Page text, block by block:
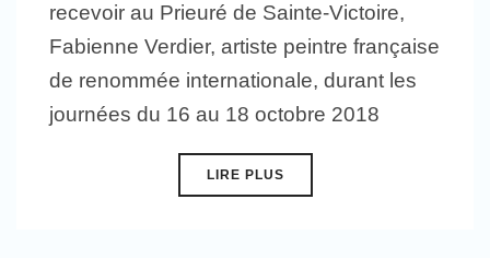
recevoir au Prieuré de Sainte-Victoire,
Fabienne Verdier, artiste peintre française
de renommée internationale, durant les
journées du 16 au 18 octobre 2018
LIRE PLUS